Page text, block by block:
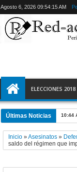
Agosto 6, 2026 09:54:16 AM
ELECCIONES 2018
Últimas Noticias 10:44
Inicio»Asesinatos»
saldo del régimen que